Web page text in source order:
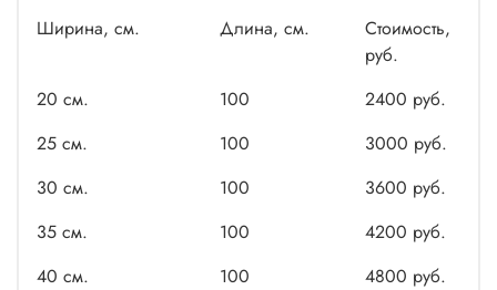
Ширина, см.
Длина, см.
Стоимость,
руб.
20 см.
100
2400 руб.
25 см.
100
3000 руб.
30 см.
100
3600 руб.
35 см.
100
4200 руб.
40 см.
100
4800 руб.